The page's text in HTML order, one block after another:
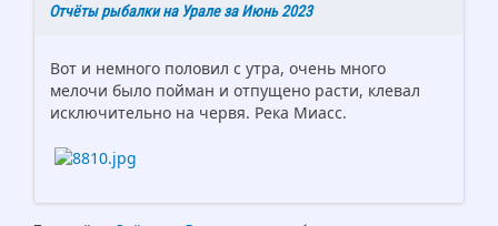
Отчёты рыбалки на Урале за Июнь 2023
Вот и немного половил с утра, очень много
мелочи было пойман и отпущено расти, клевал
исключительно на червя. Река Миасс.